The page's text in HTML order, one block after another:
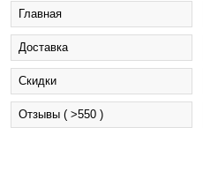
Главная
Доставка
Cкидки
Отзывы ( >550 )